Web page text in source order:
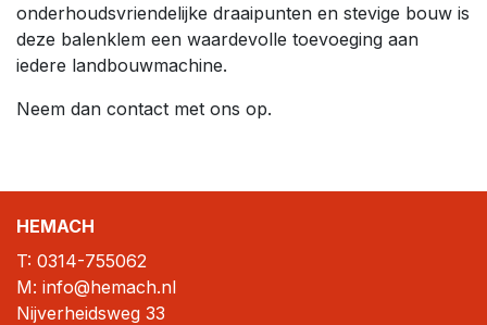
onderhoudsvriendelijke draaipunten en stevige bouw is
deze balenklem een waardevolle toevoeging aan
iedere landbouwmachine.
Neem dan contact met ons op.
HEMACH
T: 0314-755062
M: info@hemach.nl
Nijverheidsweg 33